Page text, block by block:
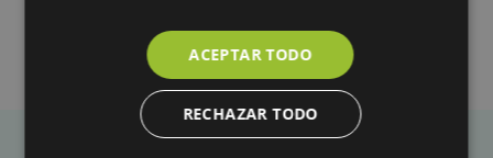
NEUROHEAL
ACEPTAR TODO
RECHAZAR TODO